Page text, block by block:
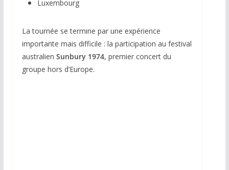
Luxembourg
La tournée se termine par une expérience
importante mais difficile : la participation au festival
australien Sunbury 1974, premier concert du
groupe hors d’Europe.